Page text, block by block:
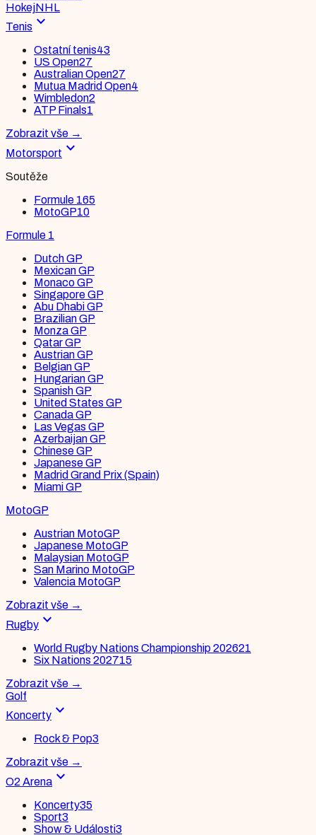
HokejNHL
Tenis expand_more
Ostatní tenis43
US Open27
Australian Open27
Mutua Madrid Open4
Wimbledon2
ATP Finals1
Zobrazit vše →
Motorsport expand_more
Soutěže
Formule 165
MotoGP10
Formule 1
Dutch GP
Mexican GP
Monaco GP
Singapore GP
Abu Dhabi GP
Brazilian GP
Monza GP
Qatar GP
Austrian GP
Belgian GP
Hungarian GP
Spanish GP
United States GP
Canada GP
Las Vegas GP
Azerbaijan GP
Chinese GP
Japanese GP
Madrid Grand Prix (Spain)
Miami GP
MotoGP
Austrian MotoGP
Japanese MotoGP
Malaysian MotoGP
San Marino MotoGP
Valencia MotoGP
Zobrazit vše →
Rugby expand_more
World Rugby Nations Championship 202621
Six Nations 202715
Zobrazit vše →
Golf
Koncerty expand_more
Rock & Pop3
Zobrazit vše →
O2 Arena expand_more
Koncerty35
Sport3
Show & Události3